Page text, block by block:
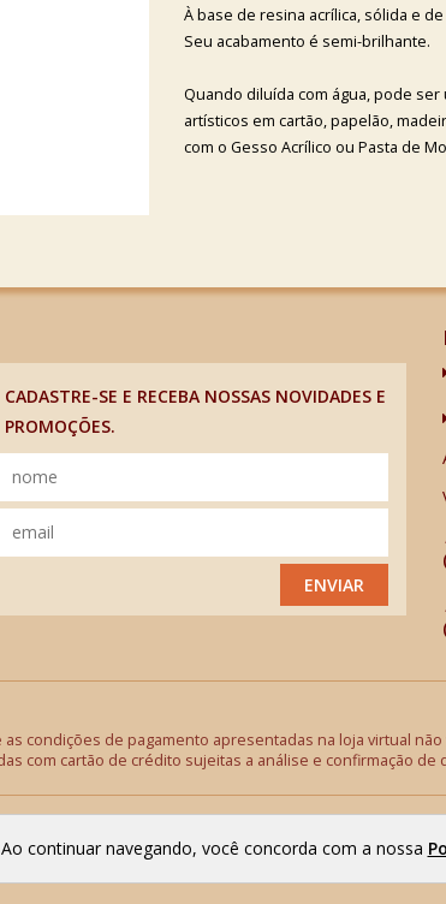
À base de resina acrílica, sólida e
Seu acabamento é semi-brilhante.
Quando diluída com água, pode
artísticos em cartão, papelão,
com o Gesso Acrílico ou Pasta de
CADASTRE-SE E RECEBA NOSSAS NOVIDADES E
PROMOÇÕES.
ENVIAR
as condições de pagamento apresentadas na loja virtual
com cartão de crédito sujeitas a análise e confirmação de
continuar navegando, você concorda com a nossa